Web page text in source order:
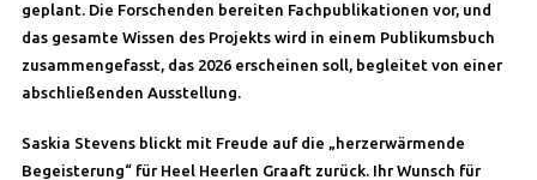
geplant. Die Forschenden bereiten Fachpublikationen vor, und
das gesamte Wissen des Projekts wird in einem Publikumsbuch
zusammengefasst, das 2026 erscheinen soll, begleitet von einer
abschließenden Ausstellung.
Saskia Stevens blickt mit Freude auf die „herzerwärmende
Begeisterung“ für Heel Heerlen Graaft zurück. Ihr Wunsch für